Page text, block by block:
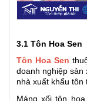
3.1 Tôn Hoa Sen
Tôn Hoa Sen
doanh nghiệp sản
nhà xuất khẩu tôn
Máng xối tôn